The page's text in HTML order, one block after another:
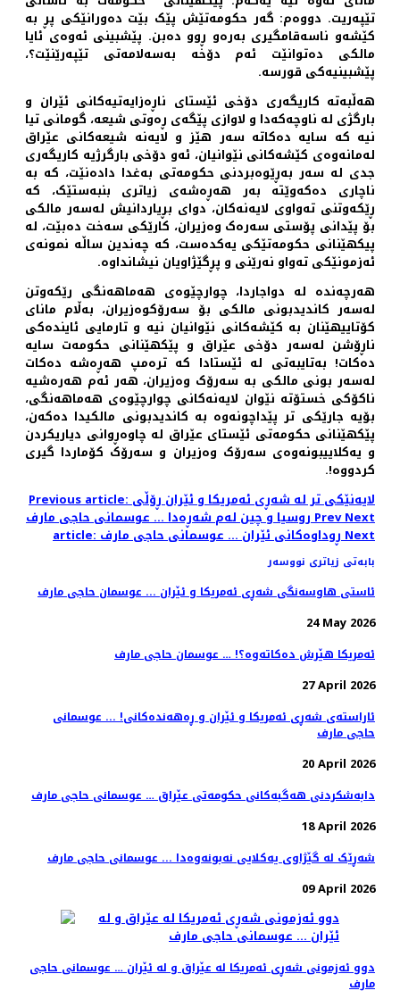
تێپەریت. دووەم: گەر حکومەتێش پێک بێت دەورانێکی پڕ بە
کێشەو ناسەقامگیری بەرەو ڕوو دەبن. پێشبینی ئەوەی ئایا
مالکی دەتوانێت ئەم دۆخە بەسەلامەتی تێپەرێنێت؟،
پێشبینیەکی قورسە.
هەڵبەتە کاریگەری دۆخی ئێستای ناڕەزایەتیەکانی ئێران و
بارگژی لە ناوچەکەدا و لاوازی پێگەی ڕەوتی شیعە، گومانی تیا
نیە کە سایە دەکاتە سەر هێز و لایەنە شیعەکانی عێراق
لەمانەوەی کێشەکانی نێوانیان، ئەو دۆخی بارگرژیە کاریگەری
جدی لە سەر بەڕێوەبردنی حکومەتی بەغدا دادەنێت، کە بە
ناچاری دەکەوێتە بەر هەڕەشەی زیاتری بنبەستێک، کە
ڕێکەوتنی تەواوی لایەنەکان، دوای بڕیاردانیش لەسەر مالکی
بۆ پێدانی پۆستی سەرەک وەزیران، کارێکی سەخت دەبێت، لە
پیکهێنانی حکومەتێکی یەکدەست، کە چەندین ساڵە نمونەی
ئەزمونێکی تەواو نەرێنی و پڕگێژاویان نیشانداوە.
هەرچەندە لە دواجاردا، چوارچێوەی هەماهەنگی رێکەوتن
لەسەر کاندیدبونی مالکی بۆ سەرۆكوەزیران، بەڵام مانای
کۆتاییهێنان بە کێشەکانی نێوانیان نیە و تارمایی ئایندەکی
ناڕۆشن لەسەر دۆخی عێراق و پێکهێنانی حکومەت سایە
دەکات! بەتایبەتی لە ئێستادا کە ترەمپ هەڕەشە دەکات
لەسەر بونی مالکی بە سەرۆک وەزیران، هەر ئەم هەرەشیە
ناکۆکی خستۆتە نێوان لایەنەکانی چوارچێوەی هەماهەنگی،
بۆیە جارێكی تر پێداچونەوە بە کاندیدبونی مالکیدا دەکەن،
پێکهێنانی حکومەتی ئێستای عێراق لە چاوەڕوانی دیاریکردن
و یەکلاییبونەوەی سەرۆک وەزیران و سەرۆک کۆماردا گیری
کردووە!.
Previous article: لایەنێکی تر لە شەڕی ئەمریکا و ئێران ڕۆڵی
روسیا و چین لەم شەڕەدا ... عوسمانی حاجی مارفPrevNext
article: ڕوداوەکانی ئێران ... عوسمانی حاجی مارفNext
بابەتی زیاتری نووسەر
ئاستی هاوسەنگی شەڕی ئەمریکا و ئێران ... عوسمان حاجی مارف
24 May 2026
ئەمریکا هێرش دەکاتەوە؟! … عوسمان حاجی مارف
27 April 2026
ئاراستەی شەڕی ئەمریکا و ئێران و ڕەهەندەکانی! ... عوسمانی
حاجی مارف
20 April 2026
دابەشکردنی هەگبەکانی حکومەتی عێراق … عوسمانی حاجی مارف
18 April 2026
شەڕێک لە گێژاوی یەکلایی نەبونەوەدا ... عوسمانی حاجی مارف
09 April 2026
دوو ئەزمونی شەڕی ئەمریکا لە عێراق و لە ئێران … عوسمانی حاجی
مارف